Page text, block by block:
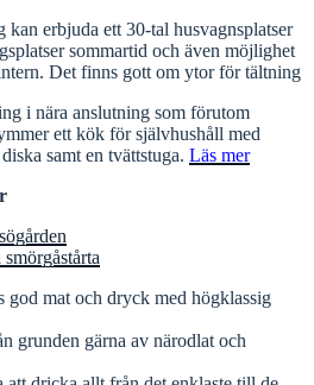
kan erbjuda ett 30-tal husvagnsplatser
sommartid och även möjlighet
Det finns gott om ytor för tältning
i nära anslutning som förutom
ett kök för självhushåll med
samt en tvättstuga. Läs mer
god mat och dryck med högklassig
grunden gärna av närodlat och